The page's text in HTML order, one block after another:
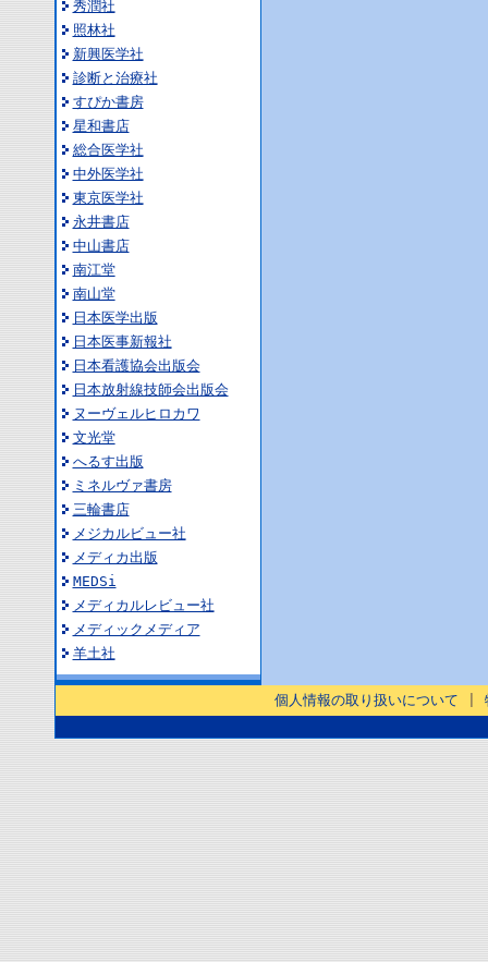
秀潤社
照林社
新興医学社
診断と治療社
すぴか書房
星和書店
総合医学社
中外医学社
東京医学社
永井書店
中山書店
南江堂
南山堂
日本医学出版
日本医事新報社
日本看護協会出版会
日本放射線技師会出版会
ヌーヴェルヒロカワ
文光堂
へるす出版
ミネルヴァ書房
三輪書店
メジカルビュー社
メディカ出版
MEDSi
メディカルレビュー社
メディックメディア
羊土社
個人情報の取り扱いについて